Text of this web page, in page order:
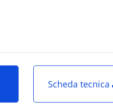
Scheda tecnica